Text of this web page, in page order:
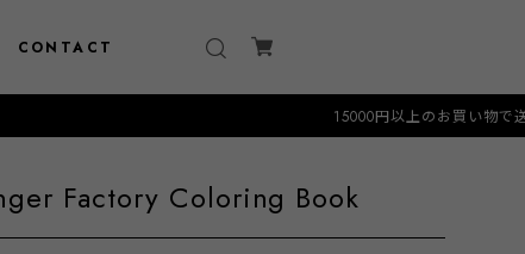
CONTACT
15000円以上のお買い物で送料無料クーポ
Factory Coloring Book